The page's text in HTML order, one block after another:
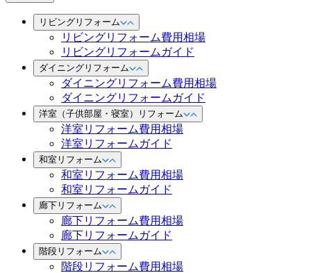
リビングリフォーム
リビングリフォーム費用相場
リビングリフォームガイド
ダイニングリフォーム
ダイニングリフォーム費用相場
ダイニングリフォームガイド
洋室（子供部屋・寝室）リフォーム
洋室リフォーム費用相場
洋室リフォームガイド
和室リフォーム
和室リフォーム費用相場
和室リフォームガイド
廊下リフォーム
廊下リフォーム費用相場
廊下リフォームガイド
階段リフォーム
階段リフォーム費用相場